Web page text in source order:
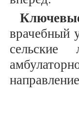
врачебный
сельские